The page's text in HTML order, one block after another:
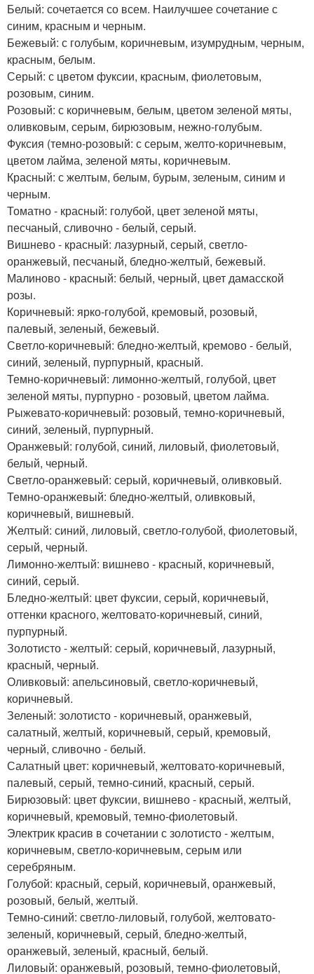
Белый: сочетается со всем. Наилучшее сочетание с
синим, красным и черным.
Бежевый: с голубым, коричневым, изумрудным, черным,
красным, белым.
Серый: с цветом фуксии, красным, фиолетовым,
розовым, синим.
Розовый: с коричневым, белым, цветом зеленой мяты,
оливковым, серым, бирюзовым, нежно-голубым.
Фуксия (темно-розовый: с серым, желто-коричневым,
цветом лайма, зеленой мяты, коричневым.
Красный: с желтым, белым, бурым, зеленым, синим и
черным.
Томатно - красный: голубой, цвет зеленой мяты,
песчаный, сливочно - белый, серый.
Вишнево - красный: лазурный, серый, светло-
оранжевый, песчаный, бледно-желтый, бежевый.
Малиново - красный: белый, черный, цвет дамасской
розы.
Коричневый: ярко-голубой, кремовый, розовый,
палевый, зеленый, бежевый.
Светло-коричневый: бледно-желтый, кремово - белый,
синий, зеленый, пурпурный, красный.
Темно-коричневый: лимонно-желтый, голубой, цвет
зеленой мяты, пурпурно - розовый, цветом лайма.
Рыжевато-коричневый: розовый, темно-коричневый,
синий, зеленый, пурпурный.
Оранжевый: голубой, синий, лиловый, фиолетовый,
белый, черный.
Светло-оранжевый: серый, коричневый, оливковый.
Темно-оранжевый: бледно-желтый, оливковый,
коричневый, вишневый.
Желтый: синий, лиловый, светло-голубой, фиолетовый,
серый, черный.
Лимонно-желтый: вишнево - красный, коричневый,
синий, серый.
Бледно-желтый: цвет фуксии, серый, коричневый,
оттенки красного, желтовато-коричневый, синий,
пурпурный.
Золотисто - желтый: серый, коричневый, лазурный,
красный, черный.
Оливковый: апельсиновый, светло-коричневый,
коричневый.
Зеленый: золотисто - коричневый, оранжевый,
салатный, желтый, коричневый, серый, кремовый,
черный, сливочно - белый.
Салатный цвет: коричневый, желтовато-коричневый,
палевый, серый, темно-синий, красный, серый.
Бирюзовый: цвет фуксии, вишнево - красный, желтый,
коричневый, кремовый, темно-фиолетовый.
Электрик красив в сочетании с золотисто - желтым,
коричневым, светло-коричневым, серым или
серебряным.
Голубой: красный, серый, коричневый, оранжевый,
розовый, белый, желтый.
Темно-синий: светло-лиловый, голубой, желтовато-
зеленый, коричневый, серый, бледно-желтый,
оранжевый, зеленый, красный, белый.
Лиловый: оранжевый, розовый, темно-фиолетовый,